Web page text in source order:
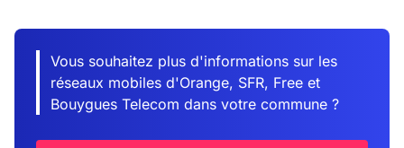
Vous souhaitez plus d'informations sur les
réseaux mobiles d'Orange, SFR, Free et
Bouygues Telecom dans votre commune ?